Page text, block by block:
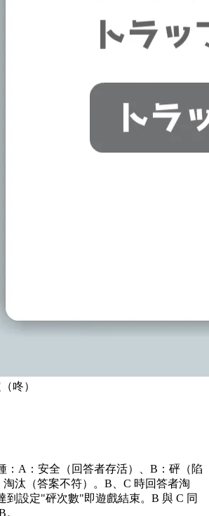
咚）
：A：安全（回答者存活）、B：砰（陷
淘汰（答案不符）。B、C 時回答者淘
到設定"砰次數"即遊戲結束。B 與 C 同